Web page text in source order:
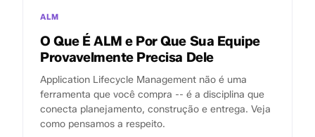
ALM
O Que É ALM e Por Que Sua Equipe
Provavelmente Precisa Dele
Application Lifecycle Management não é uma
ferramenta que você compra -- é a disciplina que
conecta planejamento, construção e entrega. Veja
como pensamos a respeito.